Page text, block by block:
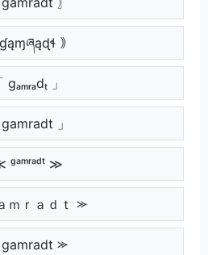
ɠąɱཞąɖɬ ｠
gₐₘᵣₐdₜ 」
gamradt 」
ᵍᵃᵐʳᵃᵈᵗ ≫
ｍｒａｄｔ ⪼
⪼